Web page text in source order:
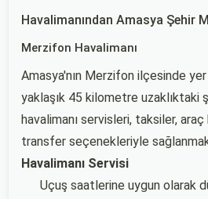
Havalimanından Amasya Şehir
Merzifon Havalimanı
Amasya'nın Merzifon ilçesinde yer
yaklaşık 45 kilometre uzaklıktaki
havalimanı servisleri, taksiler,
transfer seçenekleriyle
Havalimanı Servisi
Uçuş saatlerine uygun olarak